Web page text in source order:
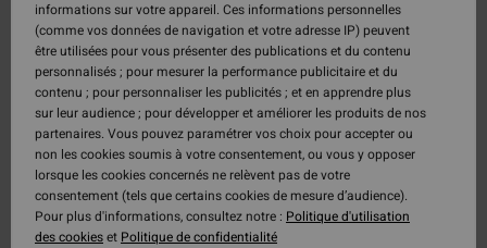
informations sur votre appareil. Ces informations personnelles
(comme vos données de navigation et votre adresse IP) peuvent
être utilisées pour vous présenter des publications et du contenu
personnalisés ; pour mesurer la performance publicitaire et du
contenu ; pour personnaliser les publicités ; et en apprendre plus
sur leur audience ; pour développer et améliorer les produits de nos
partenaires. Vous pouvez paramétrer vos choix pour accepter ou
non les cookies soumis à votre consentement, ou vous y opposer
lorsque les cookies concernés ne relèvent pas de votre
consentement (tels que certains cookies de mesure d’audience).
Pour plus d'informations, consultez notre : Politique d'utilisation
des cookieset Politique de confidentialité